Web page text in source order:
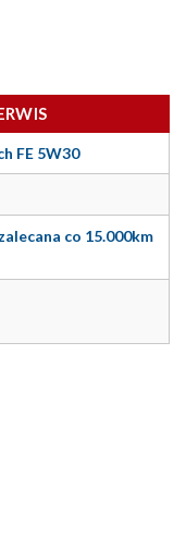
FE 5W30
co 15.000km